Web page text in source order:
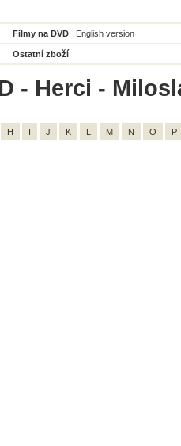
Filmy na DVD English version
Ostatní zboží
- Herci -
H I J K L M N O P